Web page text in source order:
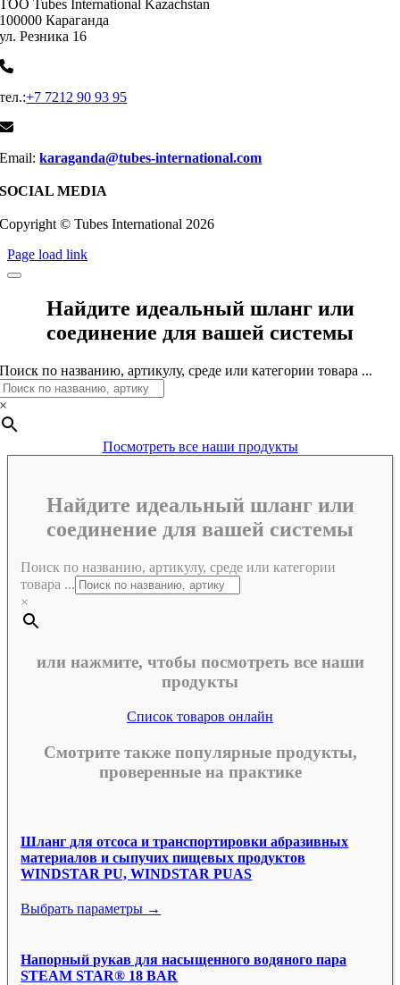
ТОО Tubes International Kazachstan
100000 Караганда
ул. Резника 16
тел.:+7 7212 90 93 95
Email:karaganda@tubes-international.com
SOCIAL MEDIA
Copyright © Tubes International 2026
Page load link
Найдите идеальный шланг или
соединение для вашей системы
Поиск по названию, артикулу, среде или категории товара ...
×
Посмотреть все наши продукты
Найдите идеальный шланг или
соединение для вашей системы
Поиск по названию, артикулу, среде или категории
товара ...
×
или нажмите, чтобы посмотреть все наши
продукты
Список товаров онлайн
Смотрите также популярные продукты,
проверенные на практике
Шланг для отсоса и транспортировки абразивных
материалов и сыпучих пищевых продуктов
WINDSTAR PU, WINDSTAR PUAS
Выбрать параметры →
Напорный рукав для насыщенного водяного пара
STEAM STAR® 18 BAR